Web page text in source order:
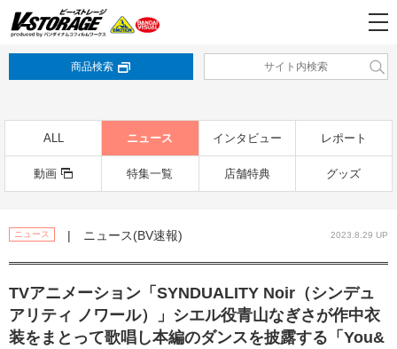
商品検索
ALL ニュース インタビュー レポート
動画 特集一覧 店舗特典 グッズ
ニュース | ニュース(BV速報) 2023.8.29 UP
TVアニメーション「SYNDUALITY Noir（シンデュ
アリティ ノワール）」シエル役青山なぎさが作中衣
装をまとって歌唱し本編のダンスを披露する「You&